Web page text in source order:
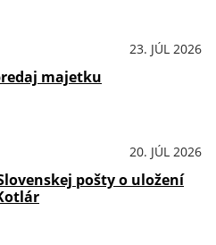
23. JÚL 2026
majetku
20. JÚL 2026
pošty o uložení